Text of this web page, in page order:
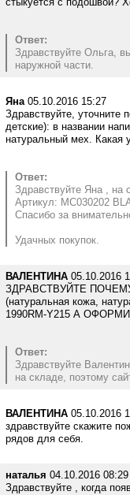
Ответ:
Здравствуйте Ольга,
наружной части.
Яна05.10.2016 15:27
Здравствуйте, уточните
детские): в названии
натуральный мех. Какая
Ответ:
Здравствуйте Яна , на
Артикул: MC030202
Спасибо за
Удачных покупок.
ВАЛЕНТИНА 05.10.2016
ЗДРАВСТВУЙТЕ
(натуральная кожа,
1990RM-Y215 А
Ответ:
Здравствуйте
на складе, поэтому
ВАЛЕНТИНА 05.10.2016
здравствуйте скажите
рядов для себя.
наталья 04.10.2016 08:29
Здравствуйте , когда